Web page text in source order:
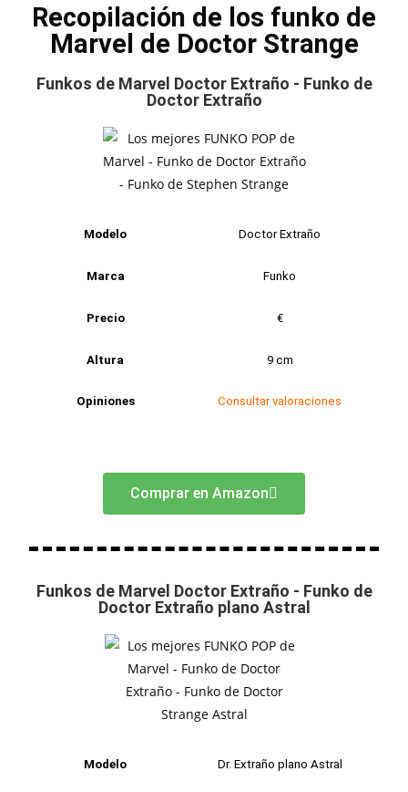
Recopilación de los funko de
Marvel de Doctor Strange
Funkos de Marvel Doctor Extraño - Funko de
Doctor Extraño
Modelo Doctor Extraño
Marca Funko
Precio €
Altura 9 cm
Opiniones Consultar valoraciones
Comprar en Amazon
Funkos de Marvel Doctor Extraño - Funko de
Doctor Extraño plano Astral
Modelo Dr. Extraño plano Astral